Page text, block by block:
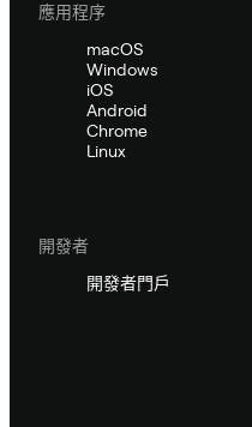
應用程序
macOS
Windows
iOS
Android
Chrome
Linux
開發者
開發者門戶